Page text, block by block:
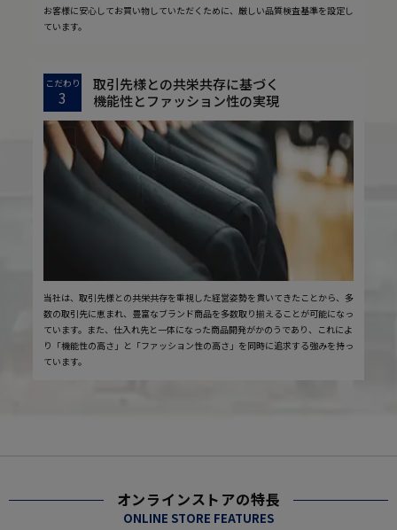
お客様に安心してお買い物していただくために、厳しい品質検査基準を設定し
ています。
こだわり
3
取引先様との共栄共存に基づく
機能性とファッション性の実現
当社は、取引先様との共栄共存を重視した経営姿勢を貫いてきたことから、多
数の取引先に恵まれ、豊富なブランド商品を多数取り揃えることが可能になっ
ています。また、仕入れ先と一体になった商品開発がかのうであり、これによ
り「機能性の高さ」と「ファッション性の高さ」を同時に追求する強みを持っ
ています。
オンラインストアの特長
ONLINE STORE FEATURES